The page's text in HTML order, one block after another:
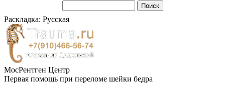
Раскладка: Русская
МосРентген Центр
Первая помощь при переломе шейки бедра